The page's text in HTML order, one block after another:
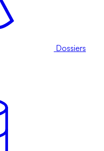
Dossiers